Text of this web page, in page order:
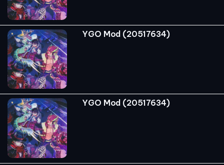
YGO Mod (20517634)
YGO Mod (20517634)